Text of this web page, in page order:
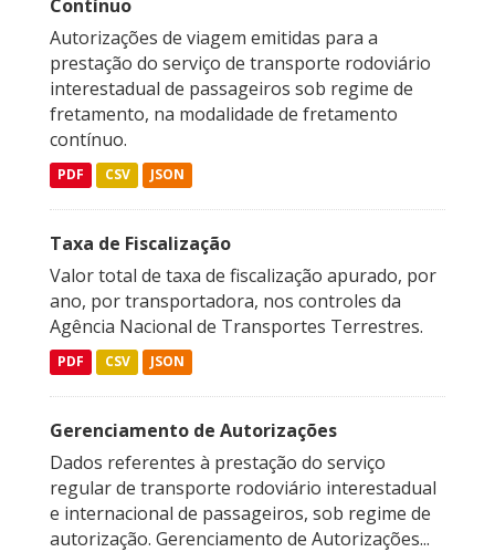
Contínuo
Autorizações de viagem emitidas para a
prestação do serviço de transporte rodoviário
interestadual de passageiros sob regime de
fretamento, na modalidade de fretamento
contínuo.
PDF CSV JSON
Taxa de Fiscalização
Valor total de taxa de fiscalização apurado, por
ano, por transportadora, nos controles da
Agência Nacional de Transportes Terrestres.
PDF CSV JSON
Gerenciamento de Autorizações
Dados referentes à prestação do serviço
regular de transporte rodoviário interestadual
e internacional de passageiros, sob regime de
autorização. Gerenciamento de Autorizações...